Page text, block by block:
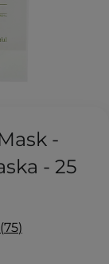
-
- 25
75